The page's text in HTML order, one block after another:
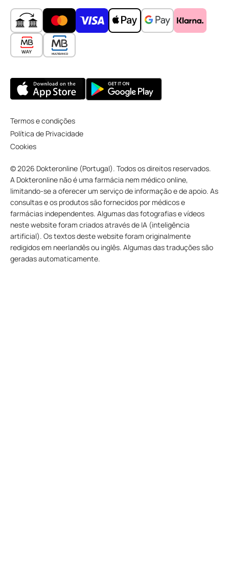
Termos e condições
Política de Privacidade
Cookies
© 2026 Dokteronline (Portugal). Todos os direitos reservados.
A Dokteronline não é uma farmácia nem médico online,
limitando-se a oferecer um serviço de informação e de apoio. As
consultas e os produtos são fornecidos por médicos e
farmácias independentes. Algumas das fotografias e vídeos
neste website foram criados através de IA (inteligência
artificial). Os textos deste website foram originalmente
redigidos em neerlandês ou inglês. Algumas das traduções são
geradas automaticamente.